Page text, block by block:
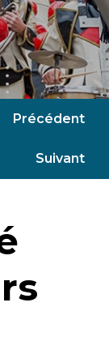
Précédent
Suivant